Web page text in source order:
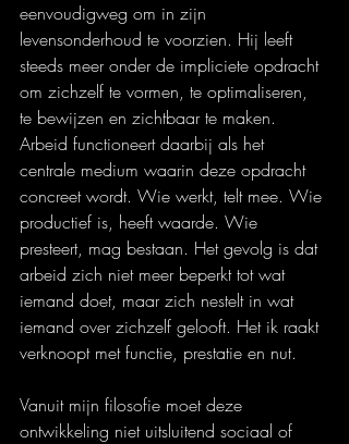
eenvoudigweg om in zijn
levensonderhoud te voorzien. Hij leeft
steeds meer onder de impliciete opdracht
om zichzelf te vormen, te optimaliseren,
te bewijzen en zichtbaar te maken.
Arbeid functioneert daarbij als het
centrale medium waarin deze opdracht
concreet wordt. Wie werkt, telt mee. Wie
productief is, heeft waarde. Wie
presteert, mag bestaan. Het gevolg is dat
arbeid zich niet meer beperkt tot wat
iemand doet, maar zich nestelt in wat
iemand over zichzelf gelooft. Het ik raakt
verknoopt met functie, prestatie en nut.
Vanuit mijn filosofie moet deze
ontwikkeling niet uitsluitend sociaal of